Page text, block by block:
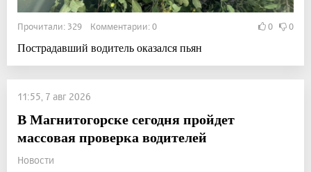
Прочитали: 329 Комментарии: 0 0 0
Пострадавший водитель оказался пьян
11:55, 7 авг 2026
В Магнитогорске сегодня пройдет
массовая проверка водителей
Новости